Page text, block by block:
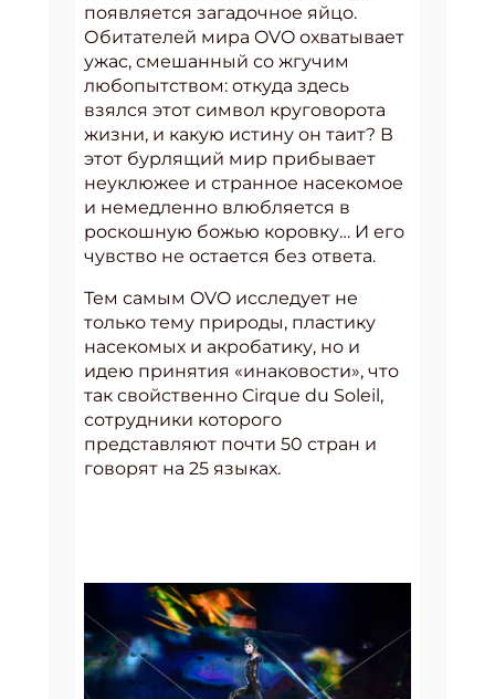
появляется загадочное яйцо.
Обитателей мира OVO охватывает
ужас, смешанный со жгучим
любопытством: откуда здесь
взялся этот символ круговорота
жизни, и какую истину он таит? В
этот бурлящий мир прибывает
неуклюжее и странное насекомое
и немедленно влюбляется в
роскошную божью коровку… И его
чувство не остается без ответа.
Тем самым OVO исследует не
только тему природы, пластику
насекомых и акробатику, но и
идею принятия «инаковости», что
так свойственно Cirque du Soleil,
сотрудники которого
представляют почти 50 стран и
говорят на 25 языках.